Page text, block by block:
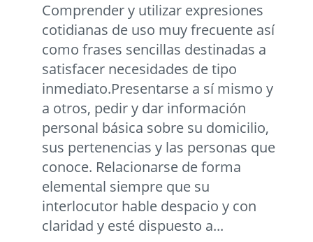
Comprender y utilizar expresiones
cotidianas de uso muy frecuente así
como frases sencillas destinadas a
satisfacer necesidades de tipo
inmediato.Presentarse a sí mismo y
a otros, pedir y dar información
personal básica sobre su domicilio,
sus pertenencias y las personas que
conoce. Relacionarse de forma
elemental siempre que su
interlocutor hable despacio y con
claridad y esté dispuesto a...